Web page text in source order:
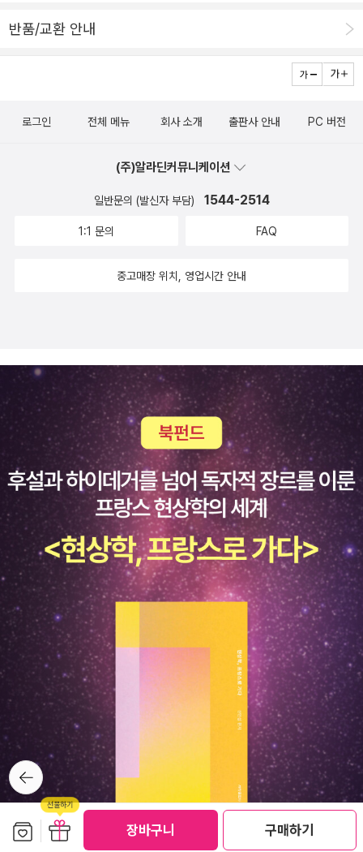
장바구니 구매하기
획득하는 ‘근원적 경험’으로 되돌아가야 한다고 강조한다. 그 경험이
란 곧 타자와의 대면, 그러니까 타자가 나에게 권리를 주장하고 나의
책임을 요구하는 상황에 대한 경험이다. 이런 방향성이 왜 권리의 담
그리고 권리의 이 비대칭적 구조야말로 레비나스 인권 담론의 간과할
의 권리로 강조점을 옮겨 놓음으로써 인권을 보호한다는 것이 의미하
는 바를 새롭게 혹은 그 근원에서 질문케 한다. 그래서 부각되는 것은
외부의 타자들이, 다른 한편으로는 성소수자, 장애인, 여성처럼 집단
내부에 있지만 감춰졌던 타자들이 우리 앞에 모습을 드러내고 있는
현실이다. 이러한 타자들과의 관계 맺음에 있어, 이들의 자리를 찾아
줌에 있어 소위 ‘정치 공학’에 머물거나 ‘공정한 중재의 프레임’에 갇
히기 일쑤인 ‘정치적 해결책’만으로 문제를 해결할 수 있으리라고 기
대하는 것은 ‘윤리적 호소’에만 의존하는 것 못지않게 순진한 것이 아
닐까. 지금 우리에게 필요한 것은 타자 윤리를 정교화하고 그것을 일
상과 정치에 섬세하게 적용하여 정치의 공간을 새롭게 경계 짓는 일
일 것이다. 레비나스의 철학이. 그리고 이 책이 그러한 작업을 위한 발
판이 될 수 있을 것이다.
해를 마중나갈 것이다.
청된다. '스피노자 선집'은 강영계 교수의 번역판이 다섯 권 나와 있
는데, <지성개선론>과 <정치학논고>가 들어 있지만 이 목록에도 아
직 <에티카>는 빠져 있다. 이미 나온 번역의 개정판을 진행중인 것으
본의 평가를 얻고 있는 번역본은 없는 상황이다(학술논문에 인용할
도면 정본에 값한다). <에티카>에 대해선 절판된 책들까지 포함하면
다수의 해설서가 나와 있다. 주연인 <에티카>만 등장하면 된다. 스피
선집'의 하나로 <타자성과 초월>(그린비)이 출간되었다. 전집 번호
9년까지 여러 곳에서 발표한 9편의 논문과 3차례의 대담을 엮은 모
랑의 현상학>(갈라파고스) 같은 책을 먼저 꼽을 수 있지만(나는 콜린
데이비스의 <처음 읽는 레비나스> 원서로 오래 전에 입문했다), 국내
연구자들의 책도 참고할 만하다. 다만 대중용보다는 조금 난이도가
높다. 레비나스의 저작 가운데서는 아무래도 대담집이 가장 접근이
용이한데, 선집판과 함께 <윤리와 무한>(다산글방)이 그에 해당한
다. 아, <레비나스 평전>(살림)도 오래 전에 나왔지만 나도 아직 완독
은 못한 책이다... 어떤 책이건 기본 스탠스를 잡게 되면 선집 가운데
하나를 골라 도전해보면 되겠다. 윤리학에 대한 관심을 묶을 수 있는
스피노자와 레비나스가(둘다 유대인이기도 하다) 어디서 접점을 갖
는지 문득 궁금한데, 그걸 해소하는 건 시간도 없는 김에 <에티카>
출간 이후로 미뤄둔다...
반품/교환 안내
뒤로가
기
로그인 전체 메뉴 회사 소개 출판사 안내 PC 버전
(주)알라딘커뮤니케이션
일반문의 (발신자 부담) 1544-2514
1:1 문의 FAQ
중고매장 위치, 영업시간 안내